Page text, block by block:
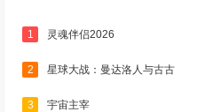
1 灵魂伴侣2026
2 星球大战：曼达洛人与古古
3 宇宙主宰